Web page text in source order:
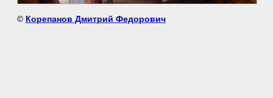
© Корепанов Дмитрий Федорович